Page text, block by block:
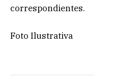
correspondientes.
Foto Ilustrativa